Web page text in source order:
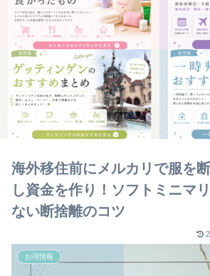
海外移住前にメルカリで服を
し資金を作り！ソフトミニマ
ない断捨離のコツ
お得情報